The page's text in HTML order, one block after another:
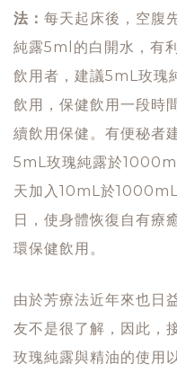
法： 每天起床後，空腹
純露5ml的白開水，有
飲用者，建議5mL玫瑰
飲用，保健飲用一段時
續飲用保健。有便秘者
5mL玫瑰純露於
天加入10mL於
日，使身體恢復自有療
環保健飲用。
由於芳療法近年來也日
友不是很了解，因此，
玫瑰純露與精油的使用